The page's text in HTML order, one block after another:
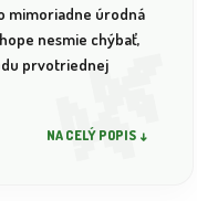
mimoriadne úrodná
nesmie chýbať,
prvotriednej
NA CELÝ POPIS ↓